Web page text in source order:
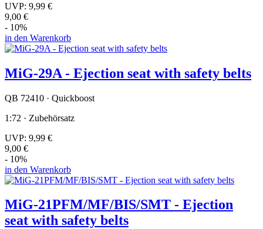
UVP: 9,99 €
9,00 €
- 10%
in den Warenkorb
MiG-29A - Ejection seat with safety belts
QB 72410 · Quickboost
1:72 · Zubehörsatz
UVP: 9,99 €
9,00 €
- 10%
in den Warenkorb
MiG-21PFM/MF/BIS/SMT - Ejection
seat with safety belts